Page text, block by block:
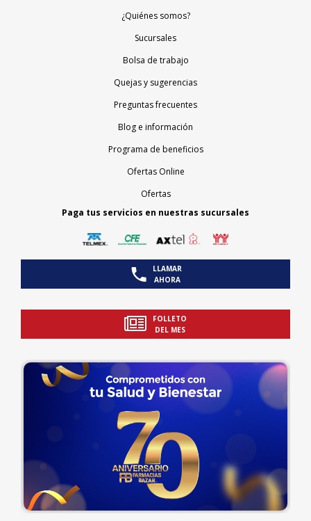
¿Quiénes somos?
Sucursales
Bolsa de trabajo
Quejas y sugerencias
Preguntas frecuentes
Blog e información
Programa de beneficios
Ofertas Online
Ofertas
Paga tus servicios en nuestras sucursales
LLAMAR
AHORA
FOLLETO
DEL MES